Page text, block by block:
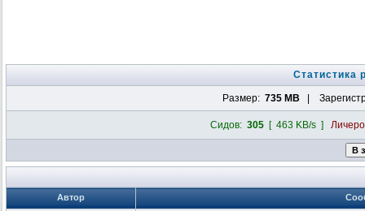
Статистика
Размер: 735 MB |
Сидов: 305 [ 463 KB/s ]
Автор